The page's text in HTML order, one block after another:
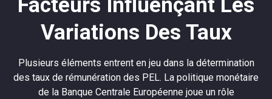
Facteurs Influençant Les
Variations Des Taux
Plusieurs éléments entrent en jeu dans la détermination
des taux de rémunération des PEL. La politique monétaire
de la Banque Centrale Européenne joue un rôle